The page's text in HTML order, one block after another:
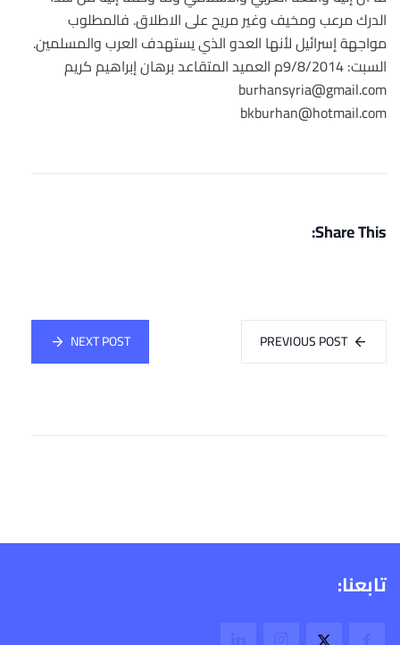
الدرك مرعب ومخيف وغير مريح على الاطلاق. فالمطلوب
مواجهة إسرائيل لأنها العدو الذي يستهدف العرب والمسلمين.
السبت: 9/8/2014م العميد المتقاعد برهان إبراهيم كريم
burhansyria@gmail.com
bkburhan@hotmail.com
Share This:
PREVIOUS POST
NEXT POST
تابعنا: